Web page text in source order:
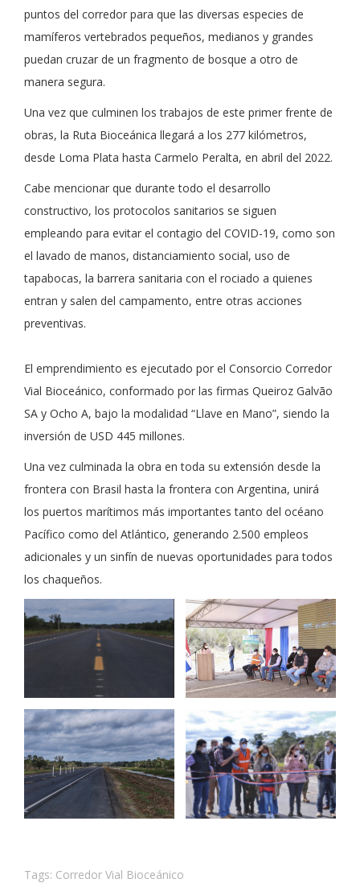
puntos del corredor para que las diversas especies de
mamíferos vertebrados pequeños, medianos y grandes
puedan cruzar de un fragmento de bosque a otro de
manera segura.
Una vez que culminen los trabajos de este primer frente de
obras, la Ruta Bioceánica llegará a los 277 kilómetros,
desde Loma Plata hasta Carmelo Peralta, en abril del 2022.
Cabe mencionar que durante todo el desarrollo
constructivo, los protocolos sanitarios se siguen
empleando para evitar el contagio del COVID-19, como son
el lavado de manos, distanciamiento social, uso de
tapabocas, la barrera sanitaria con el rociado a quienes
entran y salen del campamento, entre otras acciones
preventivas.
El emprendimiento es ejecutado por el Consorcio Corredor
Vial Bioceánico, conformado por las firmas Queiroz Galvão
SA y Ocho A, bajo la modalidad “Llave en Mano”, siendo la
inversión de USD 445 millones.
Una vez culminada la obra en toda su extensión desde la
frontera con Brasil hasta la frontera con Argentina, unirá
los puertos marítimos más importantes tanto del océano
Pacífico como del Atlántico, generando 2.500 empleos
adicionales y un sinfín de nuevas oportunidades para todos
los chaqueños.
Tags: Corredor Vial Bioceánico